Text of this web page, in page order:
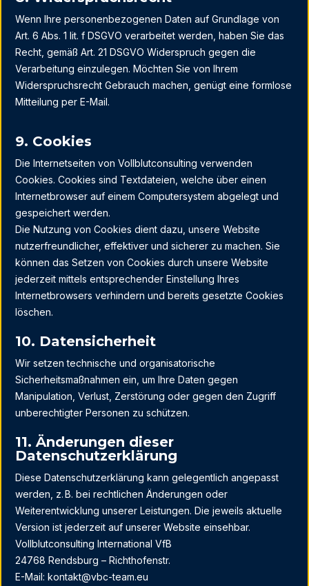
Wenn Ihre personenbezogenen Daten auf Grundlage von
Art. 6 Abs. 1 lit. f DSGVO verarbeitet werden, haben Sie das
Recht, gemäß Art. 21 DSGVO Widerspruch gegen die
Verarbeitung einzulegen. Möchten Sie von Ihrem
Widerspruchsrecht Gebrauch machen, genügt eine formlose
Mitteilung per E-Mail.
9. Cookies
Die Internetseiten von Vollblutconsulting verwenden
Cookies. Cookies sind Textdateien, welche über einen
Internetbrowser auf einem Computersystem abgelegt und
gespeichert werden.
Die Nutzung von Cookies dient dazu, unsere Website
nutzerfreundlicher, effektiver und sicherer zu machen. Sie
können das Setzen von Cookies durch unsere Website
jederzeit mittels entsprechender Einstellung Ihres
Internetbrowsers verhindern und bereits gesetzte Cookies
löschen.
10. Datensicherheit
Wir setzen technische und organisatorische
Sicherheitsmaßnahmen ein, um Ihre Daten gegen
Manipulation, Verlust, Zerstörung oder gegen den Zugriff
unberechtigter Personen zu schützen.
11. Änderungen dieser
Datenschutzerklärung
Diese Datenschutzerklärung kann gelegentlich angepasst
werden, z. B. bei rechtlichen Änderungen oder
Weiterentwicklung unserer Leistungen. Die jeweils aktuelle
Version ist jederzeit auf unserer Website einsehbar.
Vollblutconsulting International VfB
24768 Rendsburg – Richthofenstr.
E-Mail: kontakt@vbc-team.eu